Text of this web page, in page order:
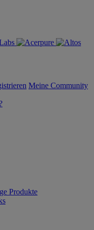
Meine Community
Produkte